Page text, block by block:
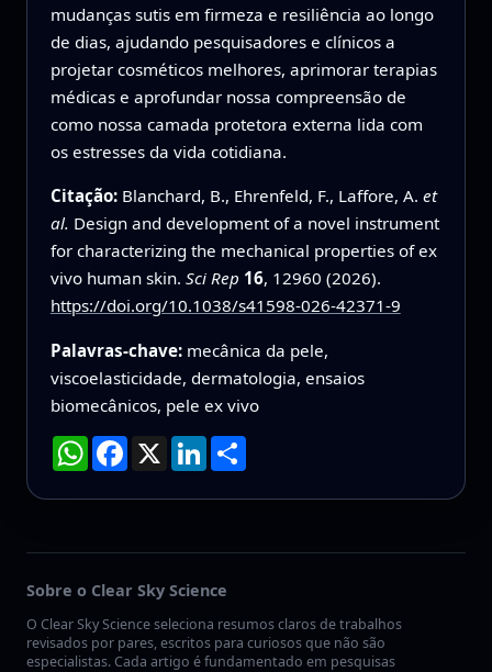
mudanças sutis em firmeza e resiliência ao longo
de dias, ajudando pesquisadores e clínicos a
projetar cosméticos melhores, aprimorar terapias
médicas e aprofundar nossa compreensão de
como nossa camada protetora externa lida com
os estresses da vida cotidiana.
Citação: Blanchard, B., Ehrenfeld, F., Laffore, A. et
al. Design and development of a novel instrument
for characterizing the mechanical properties of ex
vivo human skin. Sci Rep 16, 12960 (2026).
https://doi.org/10.1038/s41598-026-42371-9
Palavras-chave: mecânica da pele,
viscoelasticidade, dermatologia, ensaios
biomecânicos, pele ex vivo
WhatsApp
Facebook
X LinkedInCompartilhar
Sobre o Clear Sky Science
O Clear Sky Science seleciona resumos claros de trabalhos
revisados por pares, escritos para curiosos que não são
especialistas. Cada artigo é fundamentado em pesquisas